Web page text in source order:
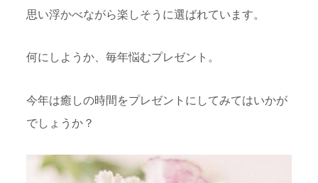
思い浮かべながら楽しそうに選ばれています。
何にしようか、毎年悩むプレゼント。
今年は癒しの時間をプレゼントにしてみてはいかが
でしょうか？